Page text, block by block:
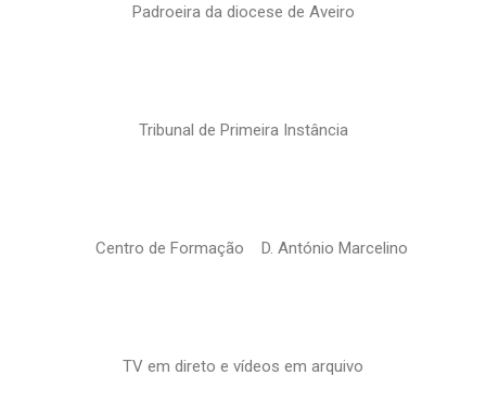
Padroeira da diocese de Aveiro
Tribunal de Primeira Instância
Centro de Formação D. António Marcelino
TV em direto e vídeos em arquivo